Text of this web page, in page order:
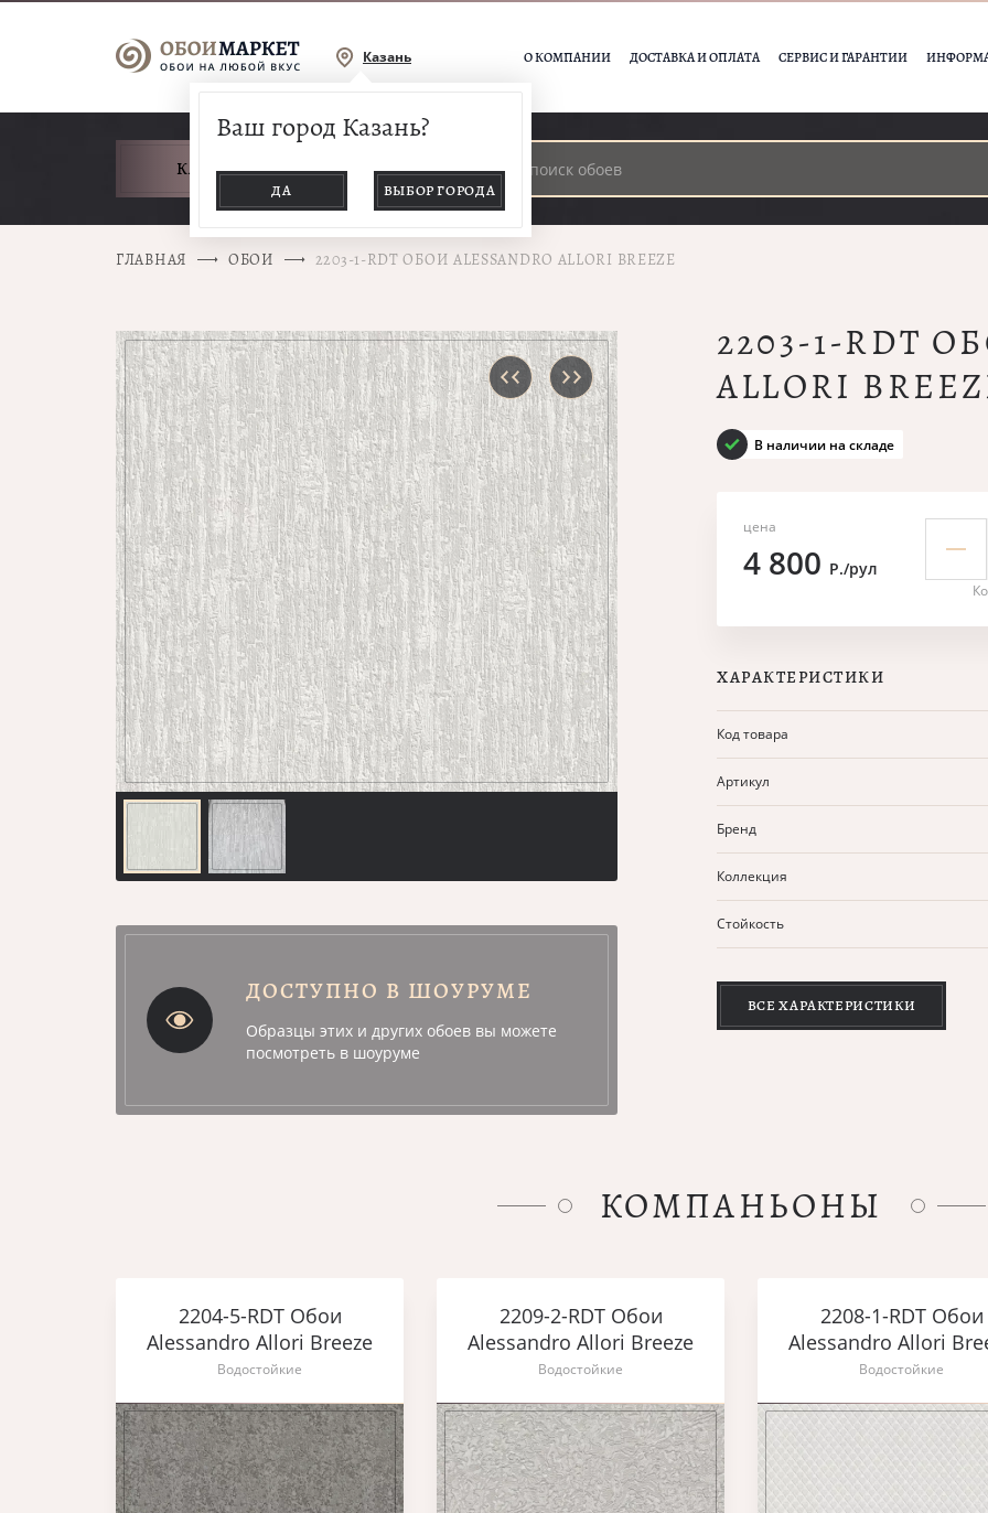
Казань О КОМПАНИИ ДОСТАВКА И ОПЛАТА СЕРВИС И ГАРАНТИИ
Ваш город Казань?
ДА ВЫБОР ГОРОДА
КАТАЛОГ ТОВАРОВ
ГЛАВНАЯ ОБОИ 2203-1-RDT ОБОИ ALESSANDRO ALLORI BREEZE
ДОСТУПНО В ШОУРУМЕ
Образцы этих и других обоев вы можете
посмотреть в шоуруме
2203-1-RDT
ALLORI
В наличии на складе
цена
4 800 Р./рул
ХАРАКТЕРИСТИКИ
Код товара
Артикул
Бренд
Коллекция
Стойкость
ВСЕ ХАРАКТЕРИСТИКИ
КОМПАНЬОНЫ
2204-5-RDT Обои
Alessandro Allori Breeze
Водостойкие
2209-2-RDT Обои
Alessandro Allori Breeze
Водостойкие
2208-1-RDT Обои
Alessandro Allori
Водостойкие